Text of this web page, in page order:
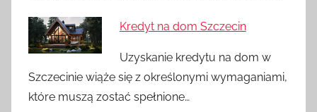
Kredyt na dom Szczecin
Uzyskanie kredytu na dom w
Szczecinie wiąże się z określonymi wymaganiami,
które muszą zostać spełnione…